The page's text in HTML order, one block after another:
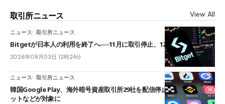
取引所ニュース View All
ニュース 取引所ニュース
Bitgetが日本人の利用を終了へ──11月に取引停止、12月末に強制決済
2026年08月03日 12時24分
ニュース 取引所ニュース
韓国Google Play、海外暗号資産取引所29社を配信停止──OKXやバイビ
ットなどが対象に